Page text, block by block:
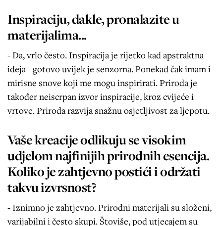
Inspiraciju, dakle, pronalazite u
materijalima...
- Da, vrlo često. Inspiracija je rijetko kad apstraktna
ideja - gotovo uvijek je senzorna. Ponekad čak imam i
mirisne snove koji me mogu inspirirati. Priroda je
također neiscrpan izvor inspiracije, kroz cvijeće i
vrtove. Priroda razvija snažnu osjetljivost za ljepotu.
Vaše kreacije odlikuju se visokim
udjelom najfinijih prirodnih esencija.
Koliko je zahtjevno postići i održati
takvu izvrsnost?
- Iznimno je zahtjevno. Prirodni materijali su složeni,
varijabilni i često skupi. Štoviše, pod utjecajem su